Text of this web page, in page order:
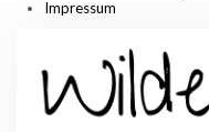
Impressum
content